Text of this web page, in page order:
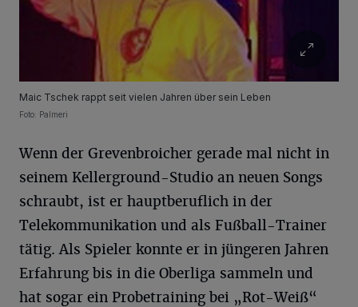
Maic Tschek rappt seit vielen Jahren über sein Leben
Foto: Palmeri
Wenn der Grevenbroicher gerade mal nicht in
seinem Kellerground-Studio an neuen Songs
schraubt, ist er hauptberuflich in der
Telekommunikation und als Fußball-Trainer
tätig. Als Spieler konnte er in jüngeren Jahren
Erfahrung bis in die Oberliga sammeln und
hat sogar ein Probetraining bei „Rot-Weiß“